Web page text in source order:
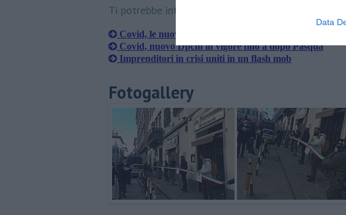
Data
Ti potrebbe interessare anche:
Covid, le nuove chiusure in vigore dal lunedì e non
Covid, nuovo Dpcm in vigore fino a dopo Pasqua
Imprenditori in crisi uniti in un flash mob
Fotogallery